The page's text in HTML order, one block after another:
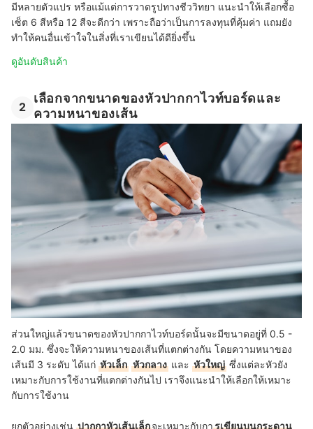
มีหลายตัวแปร หรือแม้แต่การวาดรูปทางชีววิทยา แนะนำให้เลือกซื้อ
เซ็ต 6 สีหรือ 12 สีจะดีกว่า เพราะถือว่าเป็นการลงทุนที่คุ้มค่า แถมยัง
ทำให้คนอื่นเข้าใจในสิ่งที่เราเขียนได้ดียิ่งขึ้น
ดูอันดับสินค้า
2
เลือกจากขนาดของหัวปากกาไวท์บอร์ดและ
ความหนาของเส้น
ส่วนใหญ่แล้วขนาดของหัวปากกาไวท์บอร์ดนั้นจะมีขนาดอยู่ที่ 0.5 -
2.0 มม. ซึ่งจะให้ความหนาของเส้นที่แตกต่างกัน โดยความหนาของ
เส้นมี 3 ระดับ ได้แก่ หัวเล็ก หัวกลาง และ หัวใหญ่ ซึ่งแต่ละหัวยัง
เหมาะกับการใช้งานที่แตกต่างกันไป เราจึงแนะนำให้เลือกให้เหมาะ
กับการใช้งาน
ยกตัวอย่างเช่น ปากกาหัวเส้นเล็กจะเหมาะกับการเขียนบนกระดาน